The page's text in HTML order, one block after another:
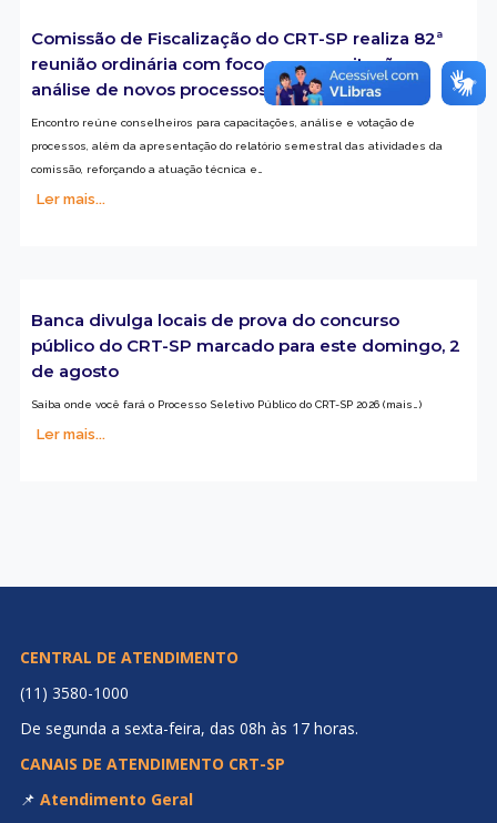
Comissão de Fiscalização do CRT-SP realiza 82ª
reunião ordinária com foco em capacitação e
análise de novos processos
Encontro reúne conselheiros para capacitações, análise e votação de
processos, além da apresentação do relatório semestral das atividades da
comissão, reforçando a atuação técnica e…
Ler mais...
Banca divulga locais de prova do concurso
público do CRT-SP marcado para este domingo, 2
de agosto
Saiba onde você fará o Processo Seletivo Público do CRT-SP 2026 (mais…)
Ler mais...
CENTRAL DE ATENDIMENTO
(11) 3580-1000
De segunda a sexta-feira, das 08h às 17 horas.
CANAIS DE ATENDIMENTO CRT-SP
📌 Atendimento Geral